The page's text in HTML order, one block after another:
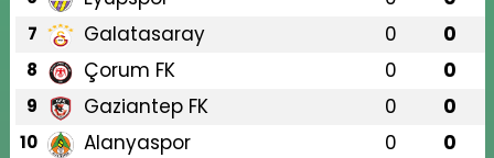
7 Galatasaray 0 0
8 Çorum FK 0 0
9 Gaziantep FK 0 0
10 Alanyaspor 0 0